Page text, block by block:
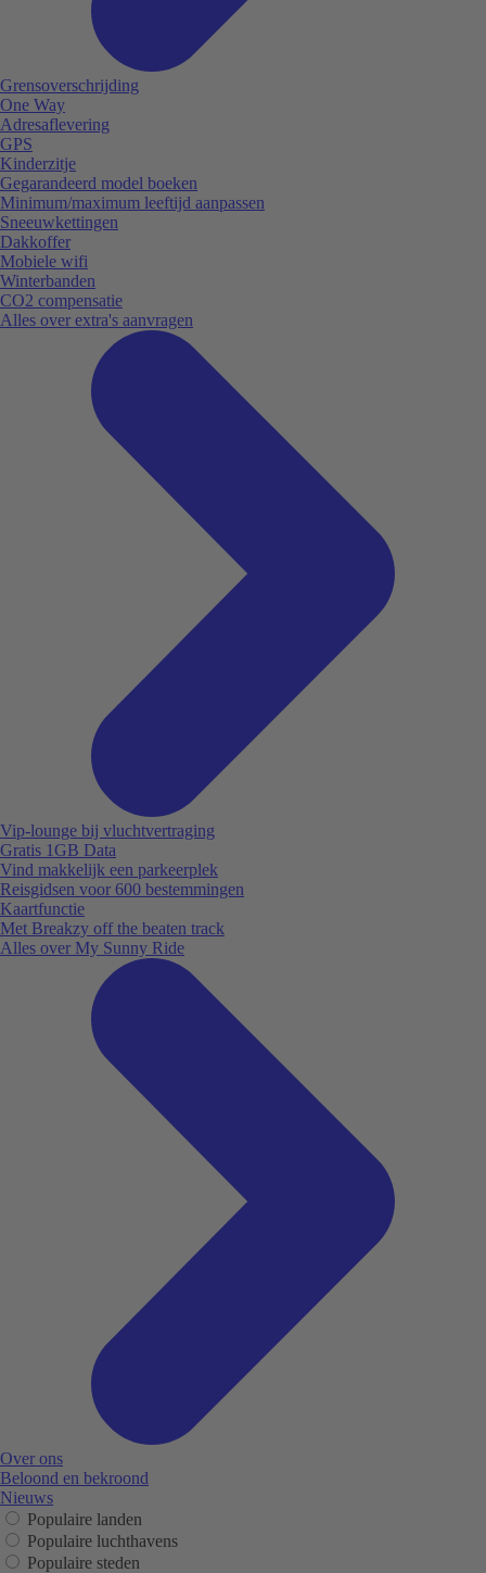
Grensoverschrijding
One Way
Adresaflevering
GPS
Kinderzitje
Gegarandeerd model boeken
Minimum/maximum leeftijd aanpassen
Sneeuwkettingen
Dakkoffer
Mobiele wifi
Winterbanden
CO2 compensatie
Alles over extra's aanvragen
Vip-lounge bij vluchtvertraging
Gratis 1GB Data
Vind makkelijk een parkeerplek
Reisgidsen voor 600 bestemmingen
Kaartfunctie
Met Breakzy off the beaten track
Alles over My Sunny Ride
Over ons
Beloond en bekroond
Nieuws
Populaire landen
Populaire luchthavens
Populaire steden